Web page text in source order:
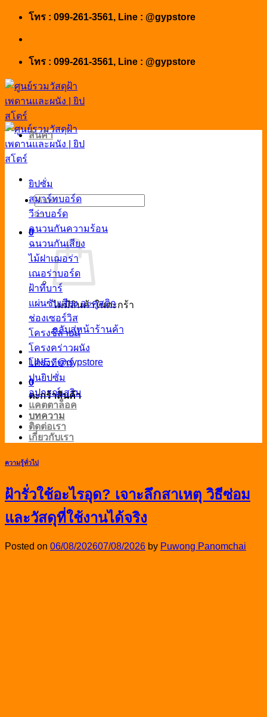
Skip
โทร : 099-261-3561, Line : @gypstore
โทร : 099-261-3561, Line : @gypstore
ค้นหา:
0
ไม่มีสินค้าในตะกร้า
กลับสู่หน้าร้านค้า
LINE : @gypstore
0
ตะกร้าสินค้า
สินค้า
ยิปซั่ม
สมาร์ทบอร์ด
วีว่าบอร์ด
ฉนวนกันความร้อน
ฉนวนกันเสียง
ไม้ฝาเฌอร่า
เณอร่าบอร์ด
ฝ้าทีบาร์
แผ่นซับเสียง อะคูสติก
ช่องเซอร์วิส
โครงซีลายน์
โครงคร่าวผนัง
โครงทีบาร์
ปูนยิปซั่ม
อุปกรณ์เสริม
แคตตาล็อค
บทความ
ติดต่อเรา
เกี่ยวกับเรา
ความรู้ทั่วไป
ฝ้ารั่วใช้อะไรอุด? เจาะลึกสาเหตุ วิธีซ่อม
และวัสดุที่ใช้งานได้จริง
Posted on 06/08/202607/08/2026 by Puwong Panomchai